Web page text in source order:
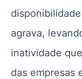
agrava,
inatividade
das empresas